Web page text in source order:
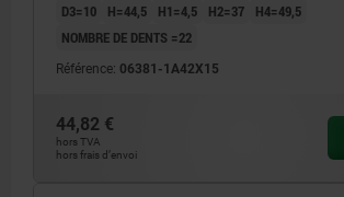
D3=10
H=44,5 H1=4,5 H2=37
H4=49,5
NOMBRE DE DENTS =22
Référence: 06381-1A42X15
44,82 €
hors TVA
hors frais d’envoi